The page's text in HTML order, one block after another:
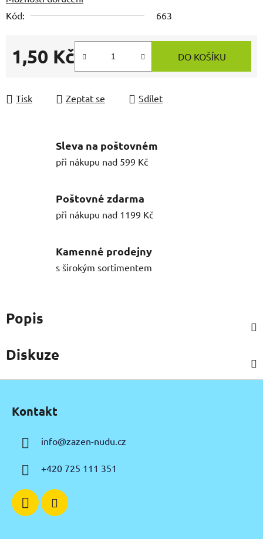
Kód:
663
1,50 Kč DO KOŠÍKU
Tisk Zeptat se Sdílet
Sleva na poštovném
při nákupu nad 599 Kč
Poštovné zdarma
při nákupu nad 1199 Kč
Kamenné prodejny
s širokým sortimentem
Popis
Diskuze
Kontakt
info@zazen-nudu.cz
+420 725 111 351